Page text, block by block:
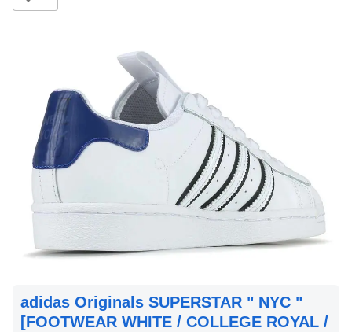
adidas Originals SUPERSTAR " NYC "
[FOOTWEAR WHITE / COLLEGE ROYAL /